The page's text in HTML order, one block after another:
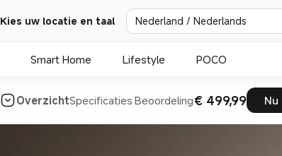
Kies uw locatie en taal Nederland / Nederlands
Smart Home Lifestyle POCO
OverzichtSpecificaties Beoordeling€ 499,99 Nu